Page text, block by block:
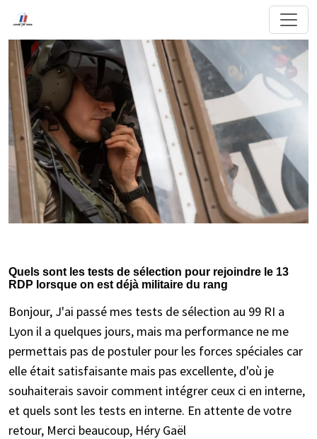
Quels sont les tests de sélection pour rejoindre le 13
RDP lorsque on est déjà militaire du rang
Bonjour, J'ai passé mes tests de sélection au 99 RI a
Lyon il a quelques jours, mais ma performance ne me
permettais pas de postuler pour les forces spéciales car
elle était satisfaisante mais pas excellente, d'où je
souhaiterais savoir comment intégrer ceux ci en interne,
et quels sont les tests en interne. En attente de votre
retour, Merci beaucoup, Héry Gaël